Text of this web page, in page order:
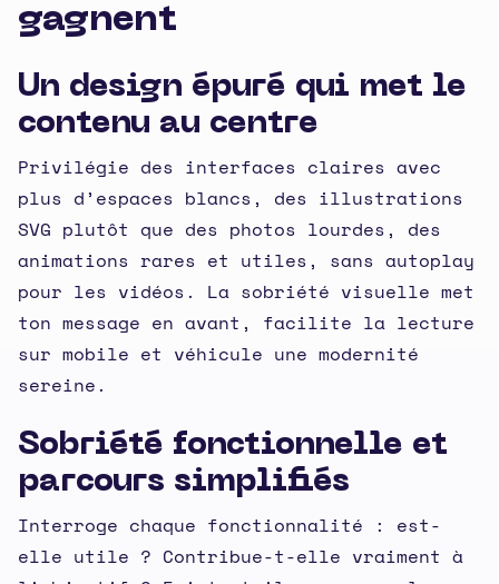
gagnent
Un design épuré qui met le
contenu au centre
Privilégie des interfaces claires avec
plus d’espaces blancs, des illustrations
SVG plutôt que des photos lourdes, des
animations rares et utiles, sans autoplay
pour les vidéos. La sobriété visuelle met
ton message en avant, facilite la lecture
sur mobile et véhicule une modernité
sereine.
Sobriété fonctionnelle et
parcours simplifiés
Interroge chaque fonctionnalité : est-
elle utile ? Contribue-t-elle vraiment à